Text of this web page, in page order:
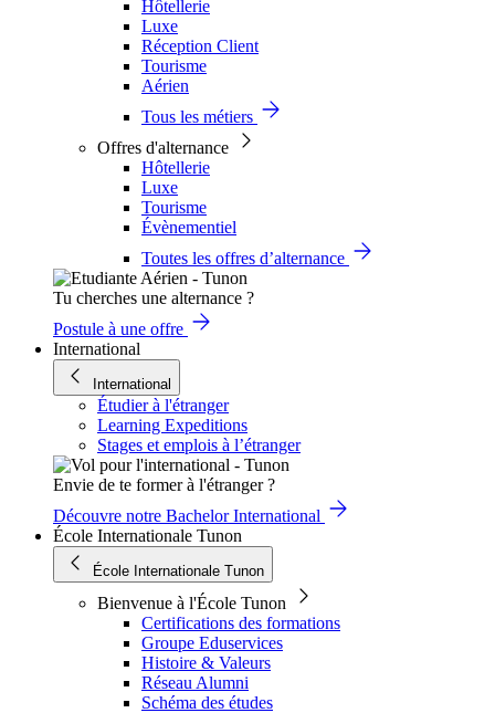
Hôtellerie
Luxe
Réception Client
Tourisme
Aérien
Tous les métiers
Offres d'alternance
Hôtellerie
Luxe
Tourisme
Évènementiel
Toutes les offres d’alternance
Tu cherches une alternance ?
Postule à une offre
International
International
Étudier à l'étranger
Learning Expeditions
Stages et emplois à l’étranger
Envie de te former à l'étranger ?
Découvre notre Bachelor International
École Internationale Tunon
École Internationale Tunon
Bienvenue à l'École Tunon
Certifications des formations
Groupe Eduservices
Histoire & Valeurs
Réseau Alumni
Schéma des études